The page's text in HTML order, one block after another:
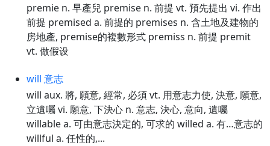
premie n. 早產兒 premise n. 前提 vt. 預先提出 vi. 作出
前提 premised a. 前提的 premises n. 含土地及建物的
房地產, premise的複數形式 premiss n. 前提 premit
vt. 做假设
will 意志
will aux. 將, 願意, 經常, 必須 vt. 用意志力使, 決意, 願意,
立遺囑 vi. 願意, 下決心 n. 意志, 決心, 意向, 遺囑
willable a. 可由意志決定的, 可求的 willed a. 有…意志的
willful a. 任性的,...